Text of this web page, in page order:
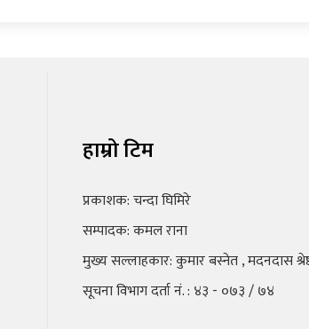
हाम्रो टिम
प्रकाशक: चन्दा घिमिरे
सम्पादक: कमल राना
मुख्य सल्लाहकार: कुमार बस्नेत , मदनदास
सूचना विभाग दर्ता नं. : ४३ - ०७३ / ७४